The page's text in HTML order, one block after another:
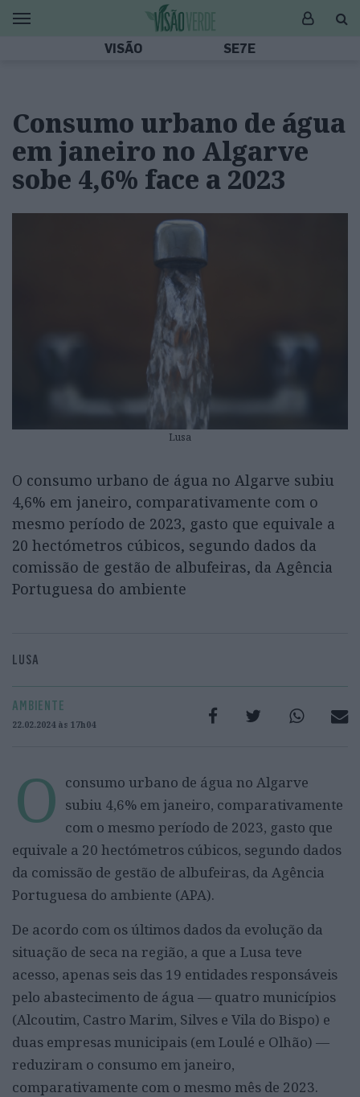
VISÃO SE7E
Consumo urbano de água
em janeiro no Algarve
sobe 4,6% face a 2023
Lusa
O consumo urbano de água no Algarve subiu
4,6% em janeiro, comparativamente com o
mesmo período de 2023, gasto que equivale a
20 hectómetros cúbicos, segundo dados da
comissão de gestão de albufeiras, da Agência
Portuguesa do ambiente
LUSA
AMBIENTE
22.02.2024 às 17h04
O consumo urbano de água no Algarve
subiu 4,6% em janeiro, comparativamente
com o mesmo período de 2023, gasto que
equivale a 20 hectómetros cúbicos, segundo dados
da comissão de gestão de albufeiras, da Agência
Portuguesa do ambiente (APA).
De acordo com os últimos dados da evolução da
situação de seca na região, a que a Lusa teve
acesso, apenas seis das 19 entidades responsáveis
pelo abastecimento de água — quatro municípios
(Alcoutim, Castro Marim, Silves e Vila do Bispo) e
duas empresas municipais (em Loulé e Olhão) —
reduziram o consumo em janeiro,
comparativamente com o mesmo mês de 2023.